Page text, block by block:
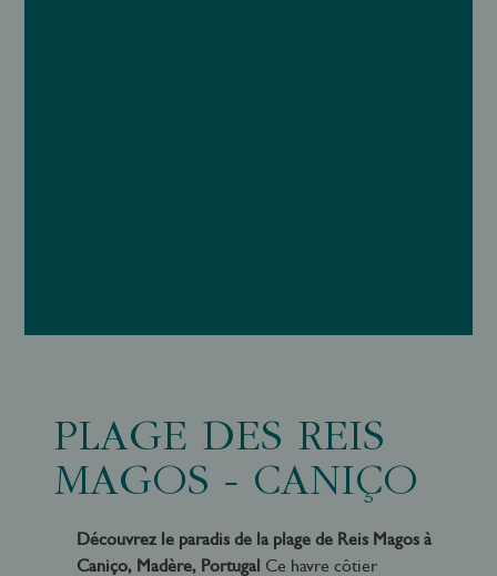
PLAGE DES REIS
MAGOS - CANIÇO
Découvrez le paradis de la plage de Reis Magos à
Caniço, Madère, Portugal Ce havre côtier